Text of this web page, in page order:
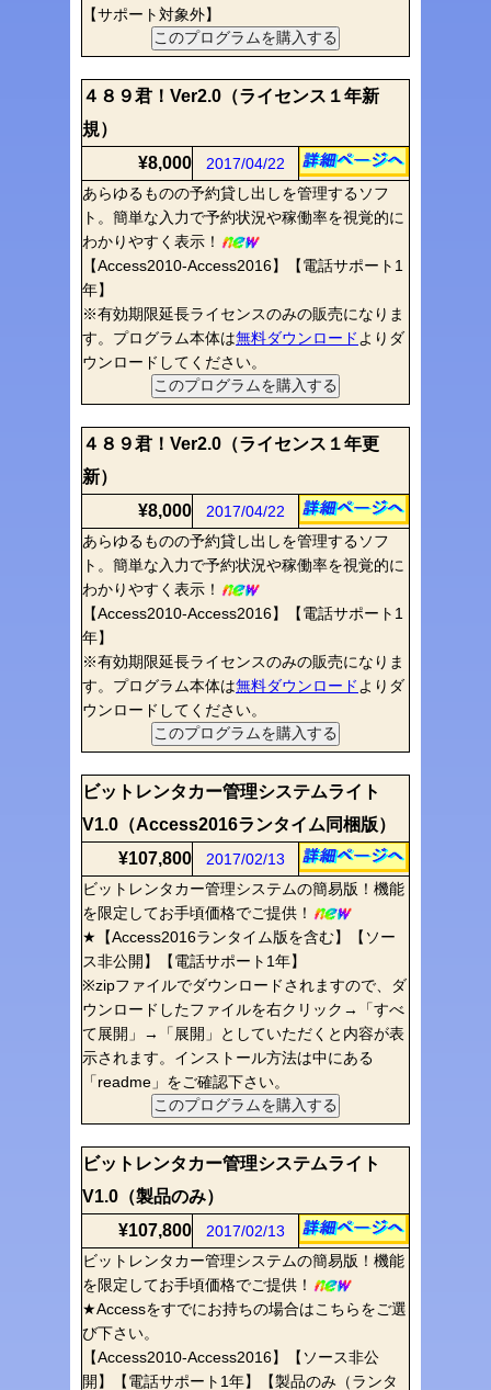
【サポート対象外】
４８９君！Ver2.0（ライセンス１年新
規）
¥8,000
2017/04/22
あらゆるものの予約貸し出しを管理するソフ
ト。簡単な入力で予約状況や稼働率を視覚的に
わかりやすく表示！
【Access2010-Access2016】【電話サポート1
年】
※有効期限延長ライセンスのみの販売になりま
す。プログラム本体は無料ダウンロード よりダ
ウンロードしてください。
４８９君！Ver2.0（ライセンス１年更
新）
¥8,000
2017/04/22
あらゆるものの予約貸し出しを管理するソフ
ト。簡単な入力で予約状況や稼働率を視覚的に
わかりやすく表示！
【Access2010-Access2016】【電話サポート1
年】
※有効期限延長ライセンスのみの販売になりま
す。プログラム本体は無料ダウンロード よりダ
ウンロードしてください。
ビットレンタカー管理システムライト
V1.0（Access2016ランタイム同梱版）
¥107,800
2017/02/13
ビットレンタカー管理システムの簡易版！機能
を限定してお手頃価格でご提供！
★【Access2016ランタイム版を含む】【ソー
ス非公開】【電話サポート1年】
※zipファイルでダウンロードされますので、ダ
ウンロードしたファイルを右クリック→「すべ
て展開」→「展開」としていただくと内容が表
示されます。インストール方法は中にある
「readme」をご確認下さい。
ビットレンタカー管理システムライト
V1.0（製品のみ）
¥107,800
2017/02/13
ビットレンタカー管理システムの簡易版！機能
を限定してお手頃価格でご提供！
★Accessをすでにお持ちの場合はこちらをご選
び下さい。
【Access2010-Access2016】【ソース非公
開】【電話サポート1年】【製品のみ（ランタ